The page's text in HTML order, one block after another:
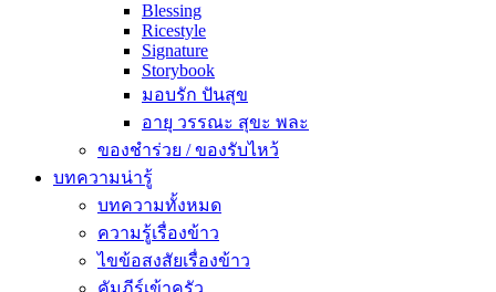
Blessing
Ricestyle
Signature
Storybook
มอบรัก ปันสุข
อายุ วรรณะ สุขะ พละ
ของชำร่วย / ของรับไหว้
บทความน่ารู้
บทความทั้งหมด
ความรู้เรื่องข้าว
ไขข้อสงสัยเรื่องข้าว
คัมภีร์เข้าครัว